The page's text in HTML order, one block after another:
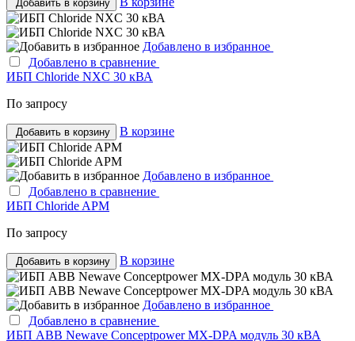
Добавить в корзину
Добавлено в избранное
Добавлено в сравнение
ИБП Chloride NXC 30 кВА
По запросу
Добавить в корзину В корзине
Добавлено в избранное
Добавлено в сравнение
ИБП Chloride APM
По запросу
Добавить в корзину В корзине
Добавлено в избранное
Добавлено в сравнение
ИБП ABB Newave Conceptpower MX-DPA модуль 30 кВА